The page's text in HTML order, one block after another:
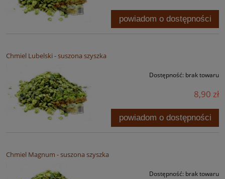
powiadom o dostępności
Chmiel Lubelski - suszona szyszka
Dostępność: brak towaru
8,90 zł
powiadom o dostępności
Chmiel Magnum - suszona szyszka
Dostępność: brak towaru